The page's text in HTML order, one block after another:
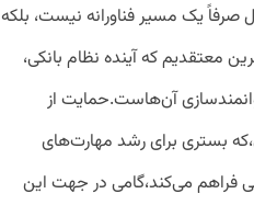
صرفاً یک مسیر فناورانه نیست، بلکه
معتقدیم که آینده نظام بانکی،
آن‌هاست.حمایت از
بستری برای رشد مهارت‌های
فراهم می‌کند،گامی در جهت این